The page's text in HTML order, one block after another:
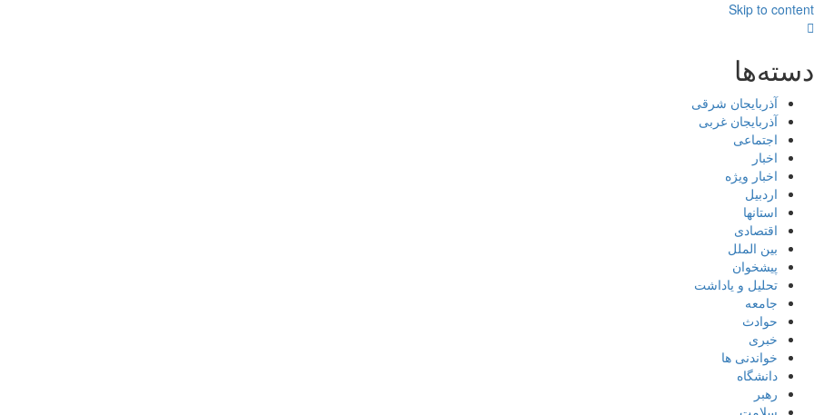
Skip to content
دسته‌ها
آذربایجان شرقی
آذربایجان غربی
اجتماعی
اخبار
اخبار ویژه
اردبیل
استانها
اقتصادی
بین الملل
پیشخوان
تحلیل و یاداشت
جامعه
حوادث
خبری
خواندنی ها
دانشگاه
رهبر
سلامت